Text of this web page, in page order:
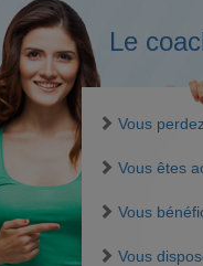
Le
Vous
Vous êtes
Vous
Vous